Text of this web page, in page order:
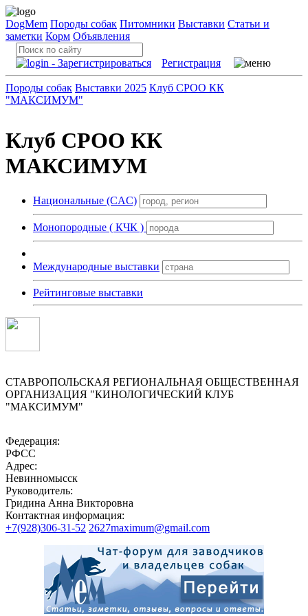
DogMem Породы собак Питомники Выставки Статьи и
заметки Корм Объявления
Регистрация
Породы собак Выставки 2025 Клуб СРОО КК
"МАКСИМУМ"
Клуб СРОО КК
МАКСИМУМ
Национальные (CAC)
Монопородные ( КЧК )
Международные выставки
Рейтинговые выставки
СТАВРОПОЛЬСКАЯ РЕГИОНАЛЬНАЯ ОБЩЕСТВЕННАЯ
ОРГАНИЗАЦИЯ "КИНОЛОГИЧЕСКИЙ КЛУБ
"МАКСИМУМ"
Федерация:
РФСС
Адрес:
Невинномысск
Руководитель:
Гридина Анна Викторовна
Контактная информация:
+7(928)306-31-52 2627maximum@gmail.com